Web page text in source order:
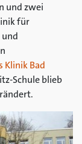
und zwei
für
Klinik Bad
Schule blieb